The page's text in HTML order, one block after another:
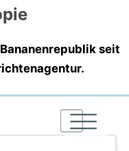
seit
|
|
|